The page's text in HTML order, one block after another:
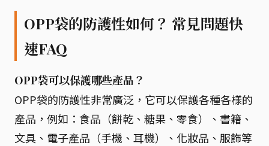
OPP袋的防護性如何？ 常見問題快
速FAQ
OPP袋可以保護哪些產品？
OPP袋的防護性非常廣泛，它可以保護各種各樣的
產品，例如：食品（餅乾、糖果、零食）、書籍、
文具、電子產品（手機、耳機）、化妝品、服飾等